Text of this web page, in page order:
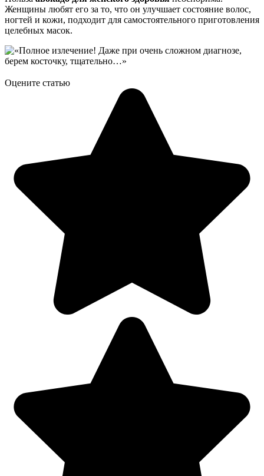
Женщины любят его за то, что он улучшает состояние волос,
ногтей и кожи, подходит для самостоятельного приготовления
целебных масок.
Оцените статью